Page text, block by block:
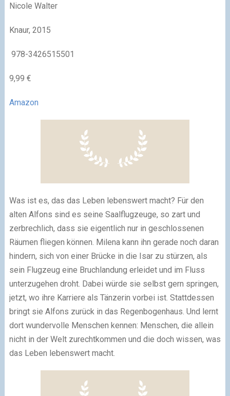
Nicole Walter
Knaur, 2015
978-3426515501
9,99 €
Amazon
Was ist es, das das Leben lebenswert macht? Für den
alten Alfons sind es seine Saalflugzeuge, so zart und
zerbrechlich, dass sie eigentlich nur in geschlossenen
Räumen fliegen können. Milena kann ihn gerade noch daran
hindern, sich von einer Brücke in die Isar zu stürzen, als
sein Flugzeug eine Bruchlandung erleidet und im Fluss
unterzugehen droht. Dabei würde sie selbst gern springen,
jetzt, wo ihre Karriere als Tänzerin vorbei ist. Stattdessen
bringt sie Alfons zurück in das Regenbogenhaus. Und lernt
dort wundervolle Menschen kennen: Menschen, die allein
nicht in der Welt zurechtkommen und die doch wissen, was
das Leben lebenswert macht.